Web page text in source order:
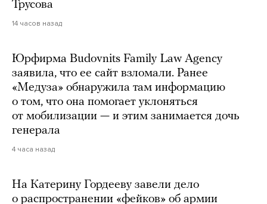
Трусова
14 часов назад
Юрфирма Budovnits Family Law Agency
заявила, что ее сайт взломали. Ранее
«Медуза» обнаружила там информацию
о том, что она помогает уклоняться
от мобилизации — и этим занимается дочь
генерала
4 часа назад
На Катерину Гордееву завели дело
о распространении «фейков» об армии